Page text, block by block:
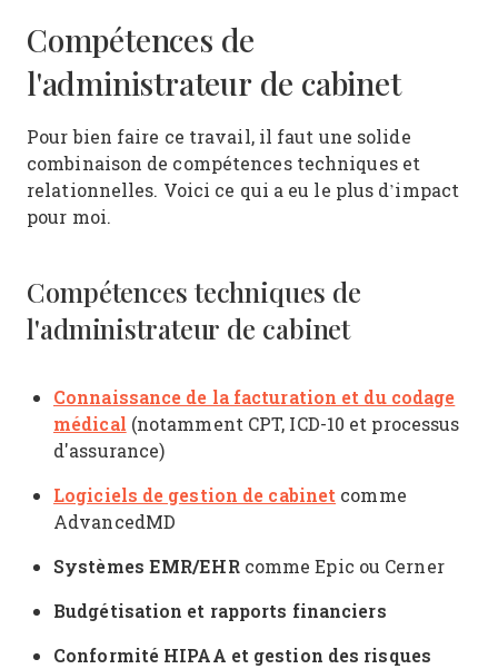
Compétences de
l'administrateur de cabinet
Pour bien faire ce travail, il faut une solide
combinaison de compétences techniques et
relationnelles. Voici ce qui a eu le plus d’impact
pour moi.
Compétences techniques de
l'administrateur de cabinet
Connaissance de la facturation et du codage
médical (notamment CPT, ICD-10 et processus
d'assurance)
Logiciels de gestion de cabinet comme
AdvancedMD
Systèmes EMR/EHRcomme Epic ou Cerner
Budgétisation et rapports financiers
Conformité HIPAA et gestion des risques